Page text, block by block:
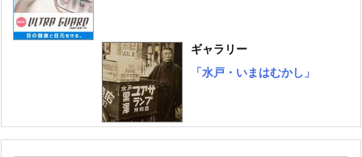
ギャラリー
「水戸・いまはむかし」